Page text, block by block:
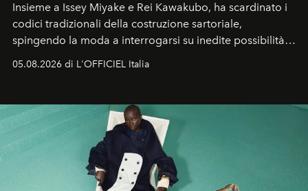
Insieme a Issey Miyake e Rei Kawakubo, ha scardinato i
codici tradizionali della costruzione sartoriale,
spingendo la moda a interrogarsi su inedite possibilità
formali e a ridefinire il concetto stesso di silhouette.
un’impronta indelebile nella storia della moda.
05.08.2026 di L'OFFICIEL Italia